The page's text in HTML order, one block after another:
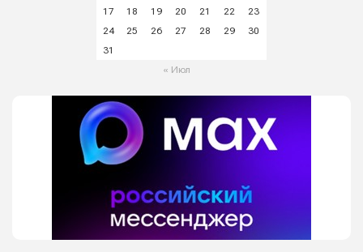
17
18 19 20 21 22
23
24
25 26 27 28 29
30
31
« Июл